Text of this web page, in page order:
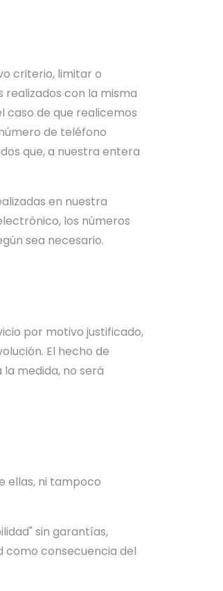
criterio, limitar o
con la misma
caso de que realicemos
de teléfono
que, a nuestra entera
en nuestra
los números
sea necesario.
por motivo justificado,
El hecho de
medida, no será
ellas, ni tampoco
sin garantías,
como consecuencia del